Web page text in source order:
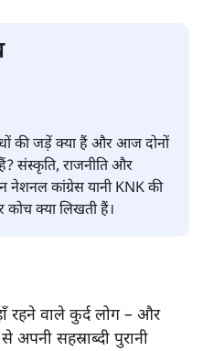
की जड़ें क्या हैं और आज दोनों
संस्कृति, राजनीति और
नेशनल कांग्रेस यानी KNK की
कोच क्या लिखती हैं।
रहने वाले कुर्द लोग – और
सहस्राब्दी पुरानी